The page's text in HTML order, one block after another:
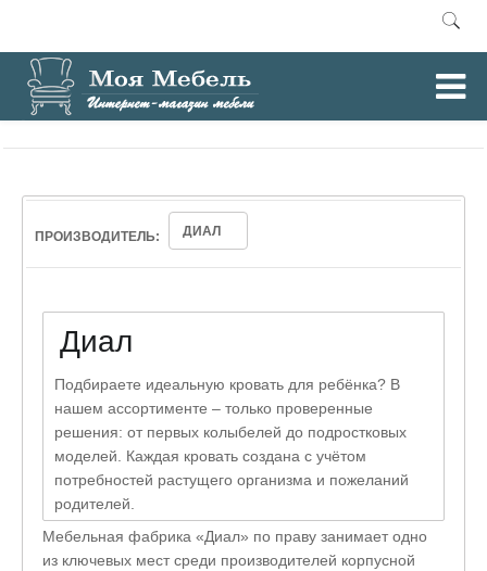
Главная / Детские кровати
ПРОИЗВОДИТЕЛЬ: ДИАЛ
Диал
Подбираете идеальную кровать для ребёнка? В
нашем ассортименте – только проверенные
решения: от первых колыбелей до подростковых
моделей. Каждая кровать создана с учётом
потребностей растущего организма и пожеланий
родителей.
Мебельная фабрика «Диал» по праву занимает одно
из ключевых мест среди производителей корпусной